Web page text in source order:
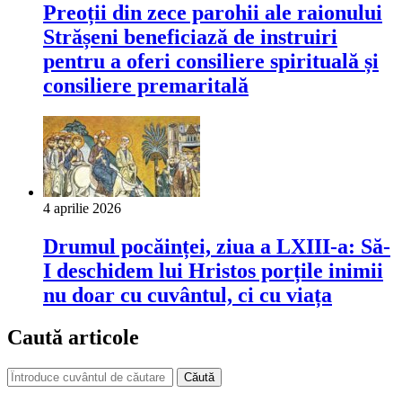
Preoții din zece parohii ale raionului
Strășeni beneficiază de instruiri
pentru a oferi consiliere spirituală și
consiliere premaritală
4 aprilie 2026
Drumul pocăinței, ziua a LXIII-a: Să-
I deschidem lui Hristos porțile inimii
nu doar cu cuvântul, ci cu viața
Caută articole
Căută